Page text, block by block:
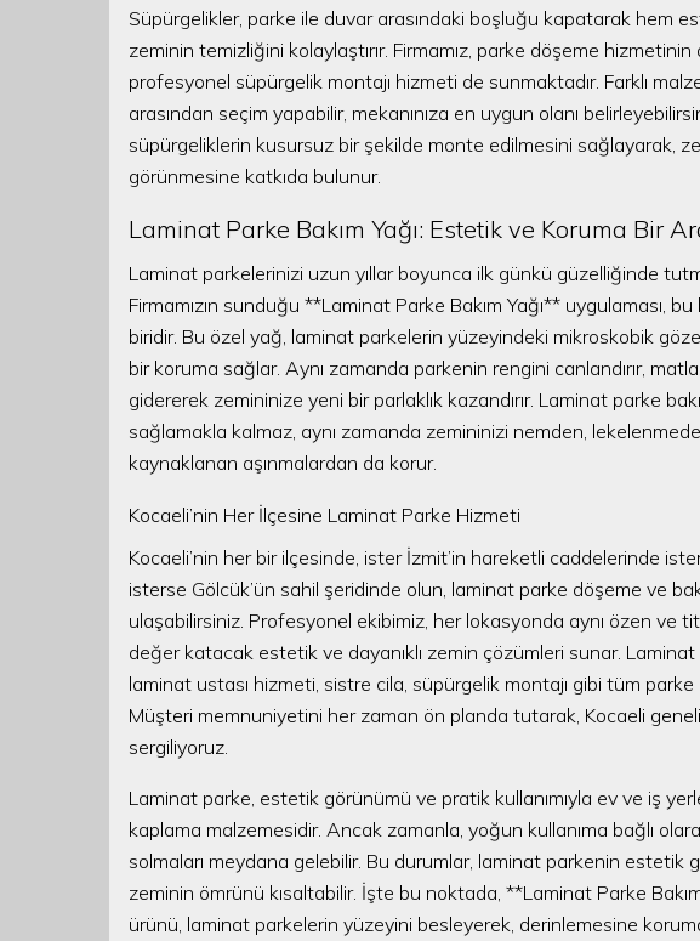
Süpürgelikler, parke ile duvar arasındaki boşluğu kapatarak hem
zeminin temizliğini kolaylaştırır. Firmamız, parke döşeme hizmetinin
profesyonel süpürgelik montajı hizmeti de sunmaktadır. Farklı
arasından seçim yapabilir, mekanınıza en uygun olanı
süpürgeliklerin kusursuz bir şekilde monte edilmesini sağlayarak,
görünmesine katkıda bulunur.
Laminat Parke Bakım Yağı: Estetik ve Koruma Bir
Laminat parkelerinizi uzun yıllar boyunca ilk günkü güzelliğinde
Firmamızın sunduğu **Laminat Parke Bakım Yağı** uygulaması,
biridir. Bu özel yağ, laminat parkelerin yüzeyindeki mikroskobik
bir koruma sağlar. Aynı zamanda parkenin rengini canlandırır,
gidererek zemininize yeni bir parlaklık kazandırır. Laminat parke
sağlamakla kalmaz, aynı zamanda zemininizi nemden,
kaynaklanan aşınmalardan da korur.
Kocaeli’nin Her İlçesine Laminat Parke Hizmeti
Kocaeli’nin her bir ilçesinde, ister İzmit’in hareketli caddelerinde
isterse Gölcük’ün sahil şeridinde olun, laminat parke döşeme ve
ulaşabilirsiniz. Profesyonel ekibimiz, her lokasyonda aynı özen ve
değer katacak estetik ve dayanıklı zemin çözümleri sunar.
laminat ustası hizmeti, sistre cila, süpürgelik montajı gibi tüm parke
Müşteri memnuniyetini her zaman ön planda tutarak, Kocaeli
sergiliyoruz.
Laminat parke, estetik görünümü ve pratik kullanımıyla ev ve iş
kaplama malzemesidir. Ancak zamanla, yoğun kullanıma bağlı
solmaları meydana gelebilir. Bu durumlar, laminat parkenin estetik
zeminin ömrünü kısaltabilir. İşte bu noktada, **Laminat Parke
ürünü, laminat parkelerin yüzeyini besleyerek, derinlemesine